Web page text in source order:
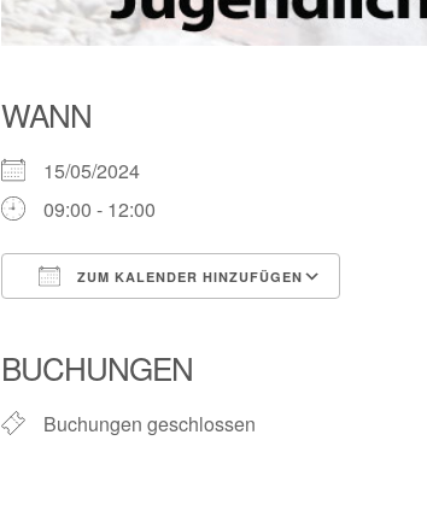
WANN
15/05/2024
09:00 - 12:00
ZUM KALENDER HINZUFÜGEN
BUCHUNGEN
Buchungen geschlossen